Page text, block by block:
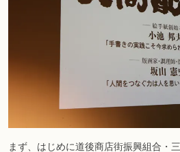
まず、はじめに道後商店街振興組合・